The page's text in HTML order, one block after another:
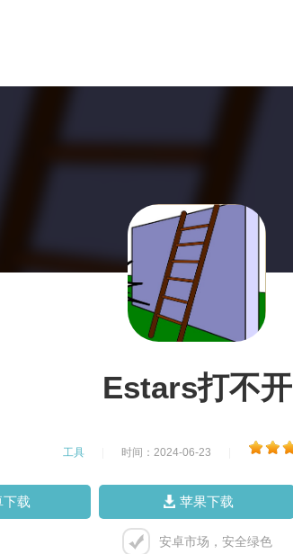
Estars打不开
工具 时间：2024-06-23
下载 苹果下载
安卓市场，安全绿色